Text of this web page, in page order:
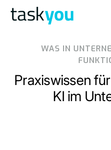
WAS IN
Praxiswissen
KI im